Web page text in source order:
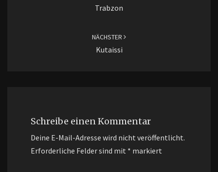
Trabzon
NÄCHSTER
Kutaissi
Schreibe einen Kommentar
Deine E-Mail-Adresse wird nicht veröffentlicht.
Erforderliche Felder sind mit * markiert